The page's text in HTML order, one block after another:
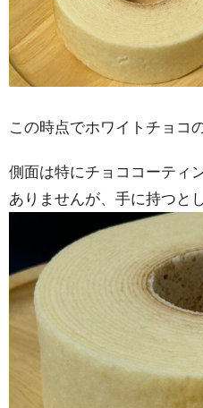
この時点でホワイトチョコ
側面は特にチョココーティ
ありませんが、手に持つと